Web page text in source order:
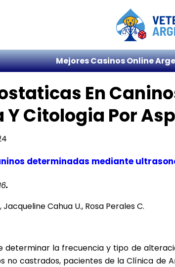
Mejores Casinos Online
En
Citologia Por
determinadas mediante
.
Cahua U., Rosa Perales C.
determinar la frecuencia y tipo de
no castrados, pacientes de la Clínica de